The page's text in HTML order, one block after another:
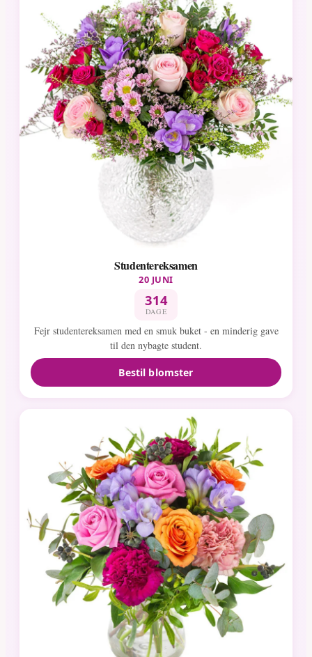
Studentereksamen
20 JUNI
314
DAGE
Fejr studentereksamen med en smuk buket - en minderig gave
til den nybagte student.
Bestil blomster